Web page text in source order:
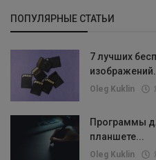
ПОПУЛЯРНЫЕ СТАТЬИ
7 лучших
Oleg Kuklin
Программы
планшете...
Oleg Kuklin